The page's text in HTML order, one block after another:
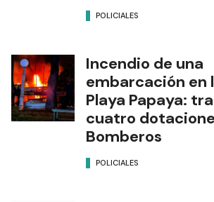
POLICIALES
Incendio de una
embarcación en
Playa Papaya:
cuatro
Bomberos
POLICIALES